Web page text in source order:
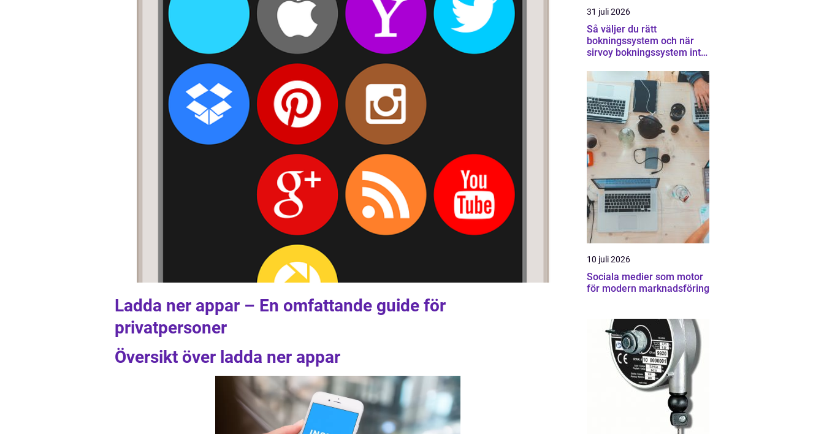
Ladda ner appar – En omfattande guide för
privatpersoner
Översikt över ladda ner appar
31 juli 2026
Så väljer du rätt
bokningssystem och när
sirvoy bokningssystem inte
10 juli 2026
Sociala medier som motor
för modern marknadsföring